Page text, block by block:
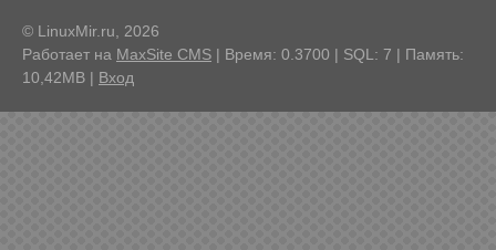
© LinuxMir.ru, 2026
Работает на MaxSite CMS | Время: 0.3700 | SQL: 7 | Память:
10,42MB | Вход